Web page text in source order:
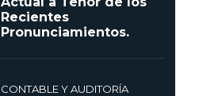
Recientes
Pronunciamientos.
CONTABLE Y AUDITORÍA